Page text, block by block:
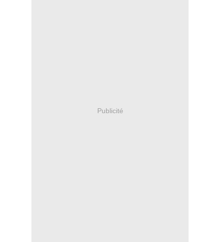
Publicité